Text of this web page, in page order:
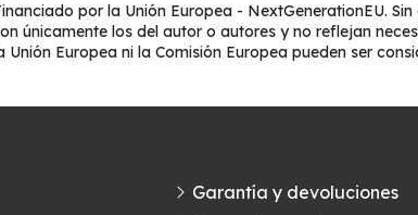
por la Unión Europea - NextGenerationEU.
únicamente los del autor o autores y no reflejan
Unión Europea ni la Comisión Europea pueden ser
Garantía y devoluciones